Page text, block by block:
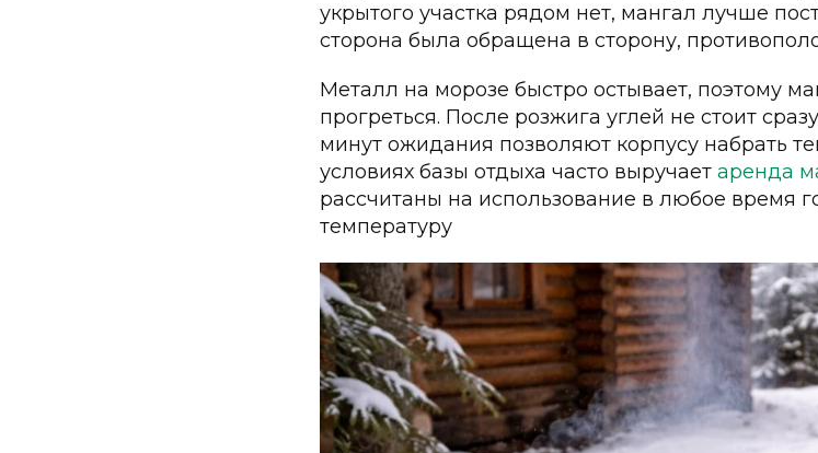
укрытого участка рядом нет, мангал лучше
сторона была обращена в сторону,
Металл на морозе быстро остывает, поэтому
прогреться. После розжига углей не стоит
минут ожидания позволяют корпусу набрать
условиях базы отдыха часто выручает аренда
рассчитаны на использование в любое время
температуру